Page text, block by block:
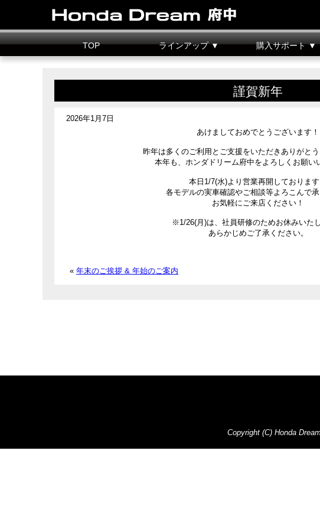
TOP ラインアップ ▼ 購入サポート ▼
謹賀新年
2026年1月7日
あけましておめでとうございます！
昨年は多くのご利用とご支援をいただきありがとう
本年も、ホンダドリーム府中をよろしくお願い
本日1/7(水)より営業再開しております
各モデルの実車確認やご相談等よろこんで承
お気軽にご来店ください！
※1/26(月)は、社員研修のためお休みいたし
あらかじめご了承ください。
« 年末のご挨拶 & 年始のご案内
Copyright (C) Honda